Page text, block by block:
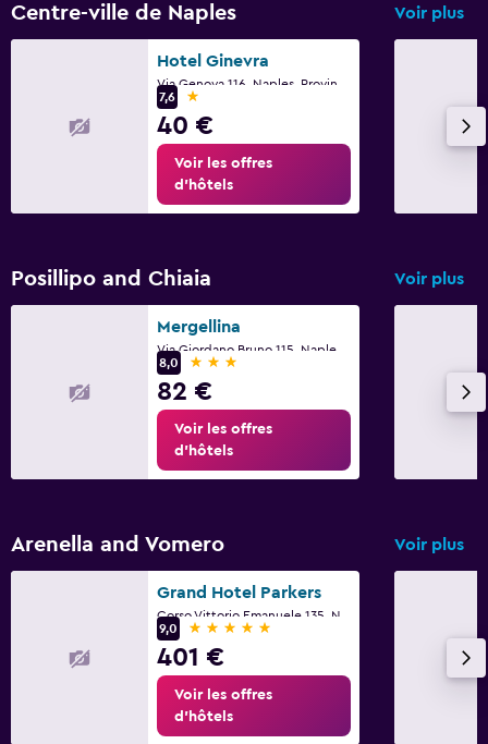
Centre-ville de Naples Voir plus
Hotel Ginevra
7,6
1 étoile
40 €
Voir les offres
d’hôtels
Posillipo and Chiaia Voir plus
Mergellina
8,0
3 étoiles
82 €
Voir les offres
d’hôtels
Arenella and Vomero Voir plus
Grand Hotel Parkers
9,0
5 étoiles
401 €
Voir les offres
d’hôtels